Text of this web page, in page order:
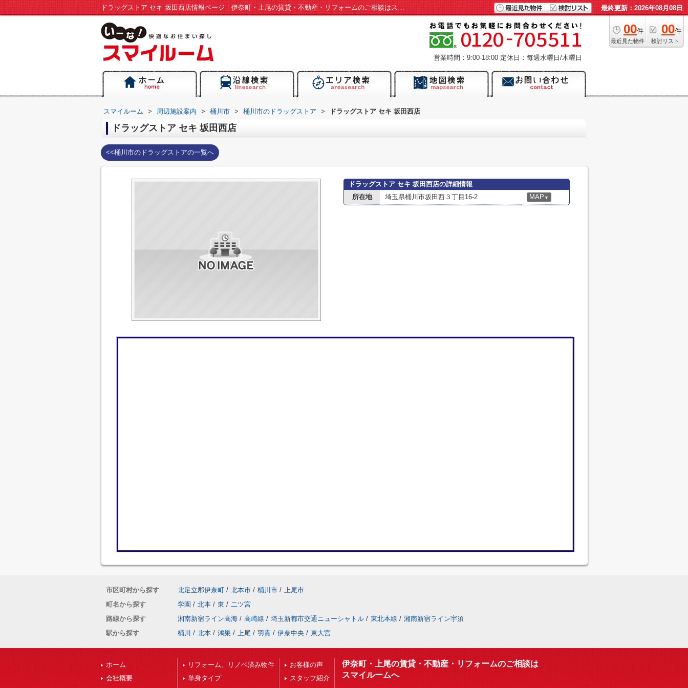
ドラッグストア セキ 坂田西店情報ページ｜伊奈町・上尾の賃貸・不動産・リフォームのご相談はスマイルームへ 最終更新：2026年08月08日
00件
最近見た物件
00件
検討リスト
営業時間：9:00-18:00 定休日：毎週水曜日/木曜日
スマイルーム > 周辺施設案内 > 桶川市 > 桶川市のドラッグストア > ドラッグストア セキ 坂田西店
ドラッグストア セキ 坂田西店
<<桶川市のドラッグストアの一覧へ
ドラッグストア セキ 坂田西店の詳細情報
所在地
埼玉県桶川市坂田西３丁目16-2 MAP ▼
市区町村から探す 北足立郡伊奈町 / 北本市 / 桶川市 / 上尾市
町名から探す
学園 / 北本 / 東 / 二ツ宮
路線から探す
湘南新宿ライン高海 / 高崎線 / 埼玉新都市交通ニューシャトル / 東北本線 / 湘南新宿ライン宇須
駅から探す
桶川 / 北本 / 鴻巣 / 上尾 / 羽貫 / 伊奈中央 / 東大宮
ホーム
会社概要
リフォーム、リノベ済み物件
単身タイプ
お客様の声
スタッフ紹介
伊奈町・上尾の賃貸・不動産・リフォームのご相談は
スマイルームへ